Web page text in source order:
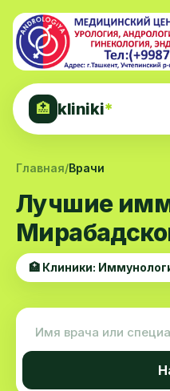
🏥 kliniki*
Главная/Врачи
Лучшие
🏥 Клиники: